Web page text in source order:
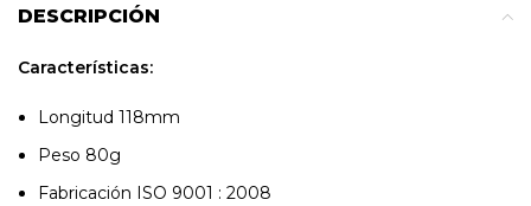
DESCRIPCIÓN
Características:
Longitud 118mm
Peso 80g
Fabricación ISO 9001 : 2008